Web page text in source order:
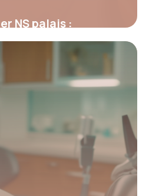
NS palais :
et avantages clés